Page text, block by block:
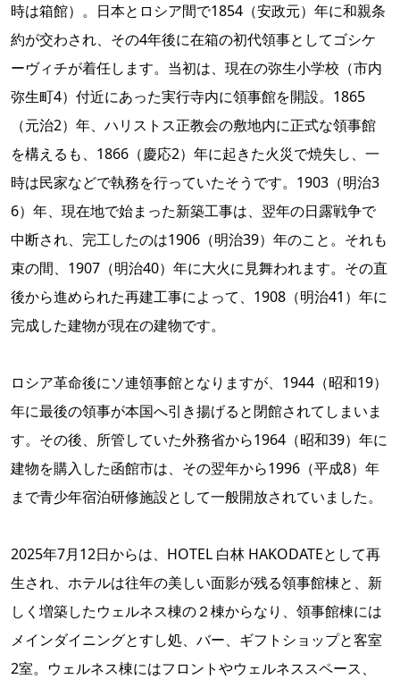
時は箱館）。日本とロシア間で1854（安政元）年に和親条
約が交わされ、その4年後に在箱の初代領事としてゴシケ
ーヴィチが着任します。当初は、現在の弥生小学校（市内
弥生町4）付近にあった実行寺内に領事館を開設。1865
（元治2）年、ハリストス正教会の敷地内に正式な領事館
を構えるも、1866（慶応2）年に起きた火災で焼失し、一
時は民家などで執務を行っていたそうです。1903（明治3
6）年、現在地で始まった新築工事は、翌年の日露戦争で
中断され、完工したのは1906（明治39）年のこと。それも
束の間、1907（明治40）年に大火に見舞われます。その直
後から進められた再建工事によって、1908（明治41）年に
完成した建物が現在の建物です。
ロシア革命後にソ連領事館となりますが、1944（昭和19）
年に最後の領事が本国へ引き揚げると閉館されてしまいま
す。その後、所管していた外務省から1964（昭和39）年に
建物を購入した函館市は、その翌年から1996（平成8）年
まで青少年宿泊研修施設として一般開放されていました。
2025年7月12日からは、HOTEL 白林 HAKODATEとして再
生され、ホテルは往年の美しい面影が残る領事館棟と、新
しく増築したウェルネス棟の２棟からなり、領事館棟には
メインダイニングとすし処、バー、ギフトショップと客室
2室。ウェルネス棟にはフロントやウェルネススペース、